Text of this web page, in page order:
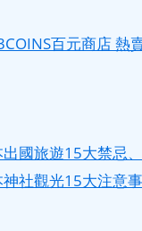
百元商店 熱
出國旅遊15大禁忌
神社觀光15大注意